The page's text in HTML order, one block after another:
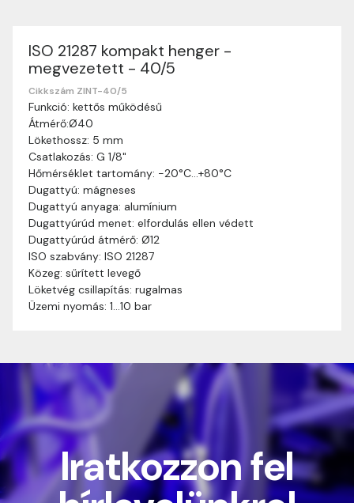
ISO 21287 kompakt henger -
megvezetett - 40/5
Cikkszám ZINT-40/5
Funkció: kettős működésű
Átmérő:Ø40
Lökethossz: 5 mm
Csatlakozás: G 1/8"
Hőmérséklet tartomány: -20°C…+80°C
Dugattyú: mágneses
Dugattyú anyaga: alumínium
Dugattyúrúd menet: elfordulás ellen védett
Dugattyúrúd átmérő: Ø12
ISO szabvány: ISO 21287
Közeg: sűrített levegő
Löketvég csillapítás: rugalmas
Üzemi nyomás: 1…10 bar
Szállítási információk
Nagyon köszönjük, hogy webshopunkat választottátok
vásárlásaitokhoz. Az alábbiakban megtaláljátok szállítási
információinkat, hogy a vásárlásotok gördülékenyen és
zökkenőmentesen történhessen.
Szállítási idő:
munkanapon belül kézbesítjük. Amennyiben
valamilyen okból kifolyólag a szállítás hosszabb
ideig tart, előre értesítünk benneteket.
Szállítási díj: A szállítási díj függ a termék súlyától
és a szállítási cím távolságától. A pontos szállítási
díjat a vásárlás folyamata során megtekinthetitek,
mielőtt a rendelést véglegesítitek.
Iratkozzon fel